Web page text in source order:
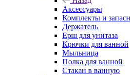
Аксессуары
Комплекты и
Держатель
Ерш для унитаза
Крючки для ванной
Мыльница
Полка для ванной
Стакан в ванную